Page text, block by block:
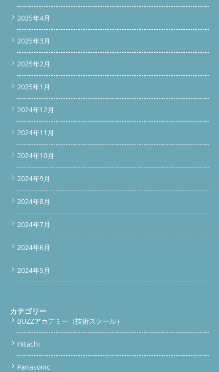
2025年4月
2025年3月
2025年2月
2025年1月
2024年12月
2024年11月
2024年10月
2024年9月
2024年8月
2024年7月
2024年6月
2024年5月
カテゴリー
BUZZアカデミー（技術スクール）
Hitachi
Panasonic